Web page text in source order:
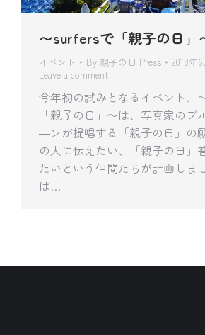
〜surfersで「親子の日」
イベント By 親子の日 Press
2018年
Leave a comment
今年初の試みとなるイベント、
「親子の日」〜は、写真家のブ
―ンが提唱する「親子の日」の
の人に伝えたい、「親子の日」
たいという仲間たちが計画しま
は…